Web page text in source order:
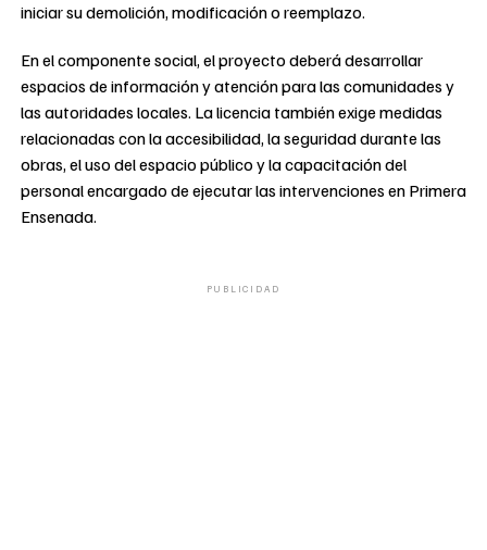
iniciar su demolición, modificación o reemplazo.
En el componente social, el proyecto deberá desarrollar
espacios de información y atención para las comunidades y
las autoridades locales. La licencia también exige medidas
relacionadas con la accesibilidad, la seguridad durante las
obras, el uso del espacio público y la capacitación del
personal encargado de ejecutar las intervenciones en Primera
Ensenada.
PUBLICIDAD